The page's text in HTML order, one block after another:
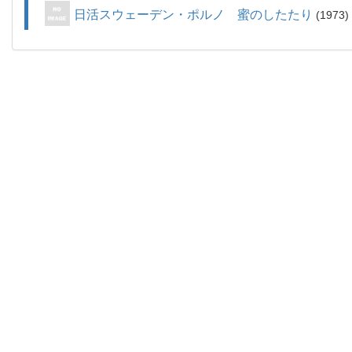
日活スウェーデン・ポルノ 蜜のしたたり 1973